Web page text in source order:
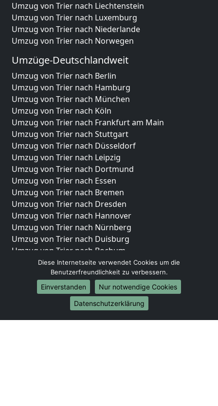
Umzug von Trier nach Liechtenstein
Umzug von Trier nach Luxemburg
Umzug von Trier nach Niederlande
Umzug von Trier nach Norwegen
Umzüge-Deutschlandweit
Umzug von Trier nach Berlin
Umzug von Trier nach Hamburg
Umzug von Trier nach München
Umzug von Trier nach Köln
Umzug von Trier nach Frankfurt am Main
Umzug von Trier nach Stuttgart
Umzug von Trier nach Düsseldorf
Umzug von Trier nach Leipzig
Umzug von Trier nach Dortmund
Umzug von Trier nach Essen
Umzug von Trier nach Bremen
Umzug von Trier nach Dresden
Umzug von Trier nach Hannover
Umzug von Trier nach Nürnberg
Umzug von Trier nach Duisburg
Umzug von Trier nach Bochum
Umzug von Trier nach Wuppertal
Umzug von Trier nach Bielefeld
Umzug von Trier nach Bonn
Umzug von Trier nach Münster
Diese Internetseite verwendet Cookies um die
Benutzerfreundlichkeit zu verbessern.
Einverstanden
Nur notwendige Cookies
Datenschutzerklärung